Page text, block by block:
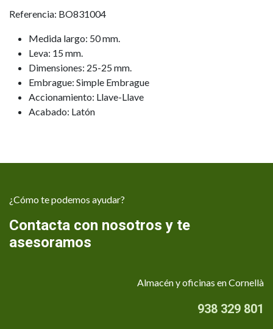
Referencia: BO831004
Medida largo: 50 mm.
Leva: 15 mm.
Dimensiones: 25-25 mm.
Embrague: Simple Embrague
Accionamiento: Llave-Llave
Acabado: Latón
¿Cómo te podemos ayudar?
Contacta con nosotros y te
asesoramos
Almacén y oficinas en Cornellà
938 329 801